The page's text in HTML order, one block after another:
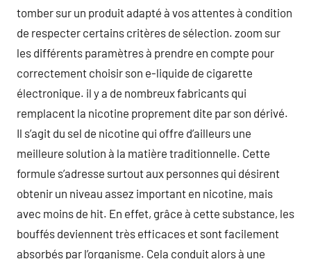
tomber sur un produit adapté à vos attentes à condition
de respecter certains critères de sélection. zoom sur
les différents paramètres à prendre en compte pour
correctement choisir son e-liquide de cigarette
électronique. il y a de nombreux fabricants qui
remplacent la nicotine proprement dite par son dérivé.
Il s’agit du sel de nicotine qui offre d’ailleurs une
meilleure solution à la matière traditionnelle. Cette
formule s’adresse surtout aux personnes qui désirent
obtenir un niveau assez important en nicotine, mais
avec moins de hit. En effet, grâce à cette substance, les
bouffés deviennent très efficaces et sont facilement
absorbés par l’organisme. Cela conduit alors à une